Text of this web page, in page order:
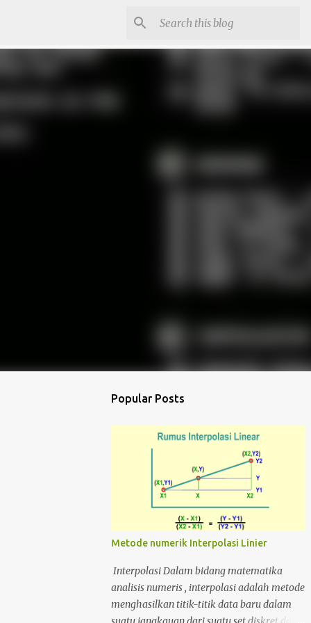
Popular Posts
Metode numerik Interpolasi Linier
Interpolasi Dalam bidang matematika
analisis numeris , interpolasi adalah metode
menghasilkan titik-titik data baru dalam